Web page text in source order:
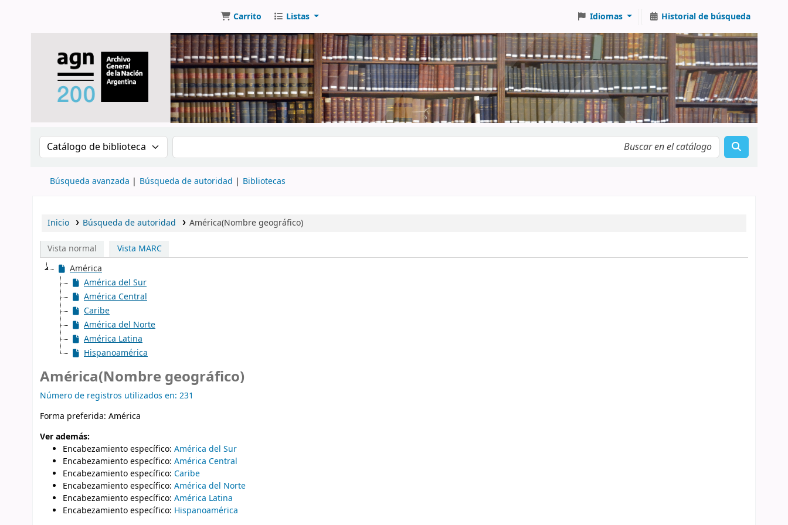
Carrito Listas Idiomas Historial de búsqueda
Buscar en el catálogo por: Buscar en el catálogo
Búsqueda avanzada Búsqueda de autoridad Bibliotecas
Inicio Búsqueda de autoridad América(Nombre geográfico)
Vista normal
Vista MARC
América
América del Sur
América Central
Caribe
América del Norte
América Latina
Hispanoamérica
América(Nombre geográfico)
Número de registros utilizados en: 231
Forma preferida: América
Ver además:
Encabezamiento específico: América del Sur
Encabezamiento específico: América Central
Encabezamiento específico: Caribe
Encabezamiento específico: América del Norte
Encabezamiento específico: América Latina
Encabezamiento específico: Hispanoamérica